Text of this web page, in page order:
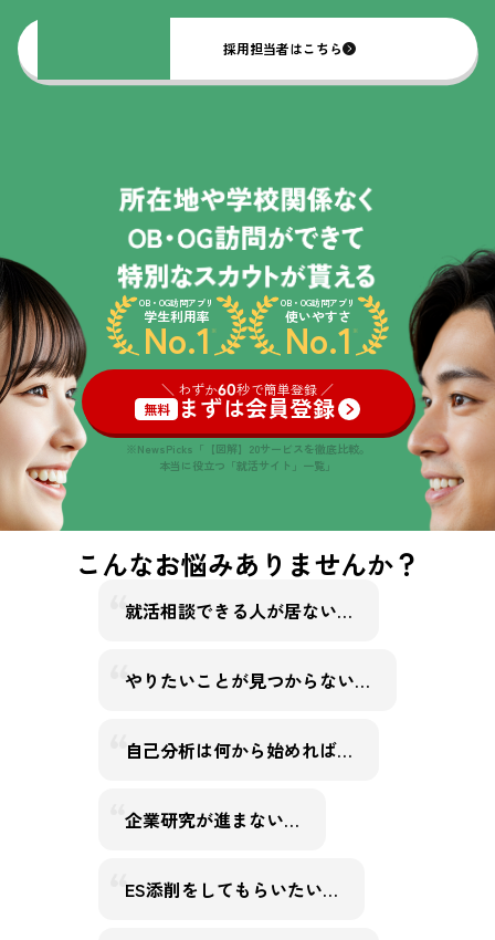
採用担当者はこちら
OB・OG訪問アプリ
学生利用率
No.1 ※
OB・OG訪問アプリ
使いやすさ
No.1 ※
＼ わずか60秒で簡単登録 ／
無料
まずは会員登録
※NewsPicks「【図解】20サービスを徹底比較。
本当に役立つ「就活サイト」一覧」
こんなお悩みありませんか？
就活相談できる人が居ない…
やりたいことが見つからない…
自己分析は何から始めれば…
企業研究が進まない…
ES添削をしてもらいたい…